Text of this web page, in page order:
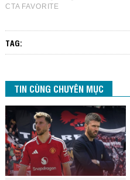
TAG:
TIN CÙNG CHUYÊN MỤC